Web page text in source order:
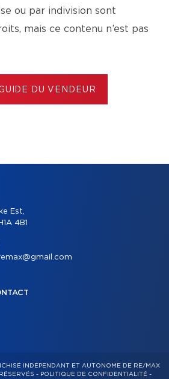
ou par indivision sont
mais ce contenu n’est pas
DU VENDEUR
Est,
4B1
INDÉPENDANT ET AUTONOME DE RE/MAX
- POLITIQUE DE CONFIDENTIALITÉ -